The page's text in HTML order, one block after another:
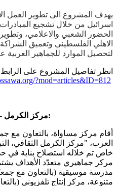
يهدف المشروع الى تطوير العمل
اسرائيل من خلال تشجيع
الحضور الشعبي والاعلامي،
الاهلي الفلسطيني وتعميق
لتحصيل الموارد للجماهير
انظر تفاصيل المشروع على الرابط
?mod=articles&ID=812
مركز الكرمل - الثقافي الحقوقي والتربوي:
أقام مركز مساواة، بالتعاون مع
العرب، "مركز الكرمل الثقافي،
خاص تم خلاله استصلاح بناية في
مركز جماهيري متعدّد الأهداف
مدرسة موسيقية (بالتعاون مع
متنوعة، مركز إنتاج تلفزيوني